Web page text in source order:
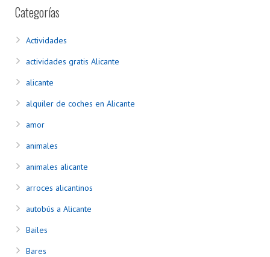
Categorías
Actividades
actividades gratis Alicante
alicante
alquiler de coches en Alicante
amor
animales
animales alicante
arroces alicantinos
autobús a Alicante
Bailes
Bares